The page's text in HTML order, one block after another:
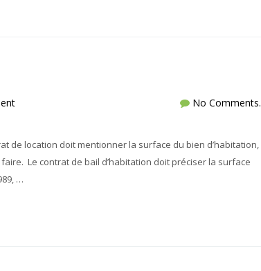
No Comments.
de location doit mentionner la surface du bien d’habitation,
Le contrat de bail d’habitation doit préciser la surface
…